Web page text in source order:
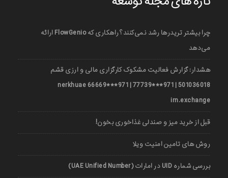
چرا بیشتر تریدرها رشد نمی‌کنند؟ راهکاری که FlowGenio ارائه
می‌دهد
هشدار: گزارش فعالیت مشکوک کارگزاری مالی و ارزی قشم
501036018 | 971***77739 | 971***66669 nerkhuae
irn.exchange
قبل از خرید میز و صندلی غذاخوری بخون!
روش های تامین امنیت ویلا
بررسی شماره UID در امارات (UAE Unified Number)